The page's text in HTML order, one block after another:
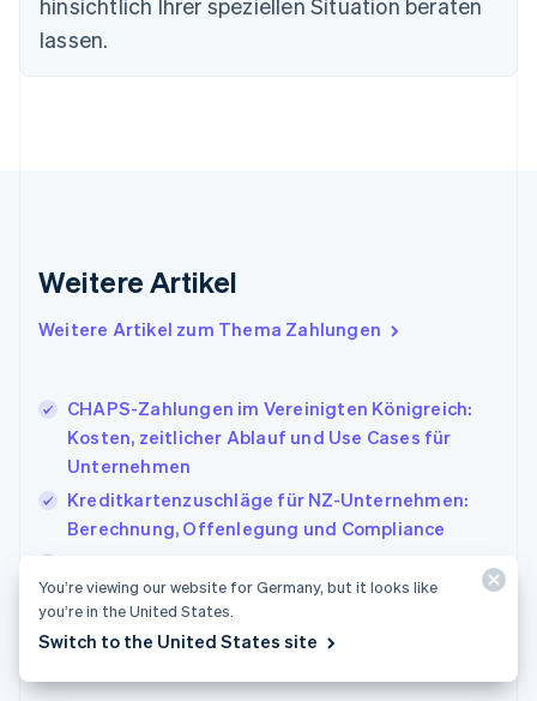
hinsichtlich Ihrer speziellen Situation beraten
lassen.
Weitere Artikel
Weitere Artikel zum Thema Zahlungen
CHAPS-Zahlungen im Vereinigten Königreich:
Kosten, zeitlicher Ablauf und Use Cases für
Unternehmen
Kreditkartenzuschläge für NZ-Unternehmen:
Berechnung, Offenlegung und Compliance
schützt Tokenisierung Ihre Zahlungen
简体中文English
Finnland
English
Frankreich
Irland
Italien
日本語English
EnglishFrançais
Kroatien
EnglishItaliano
Lettland
DeutschEnglish
Litauen
English
FrançaisDeutschEnglish
You’re viewing our website for Germany, but it looks like
you’re in the United States.
Switch to the United States site